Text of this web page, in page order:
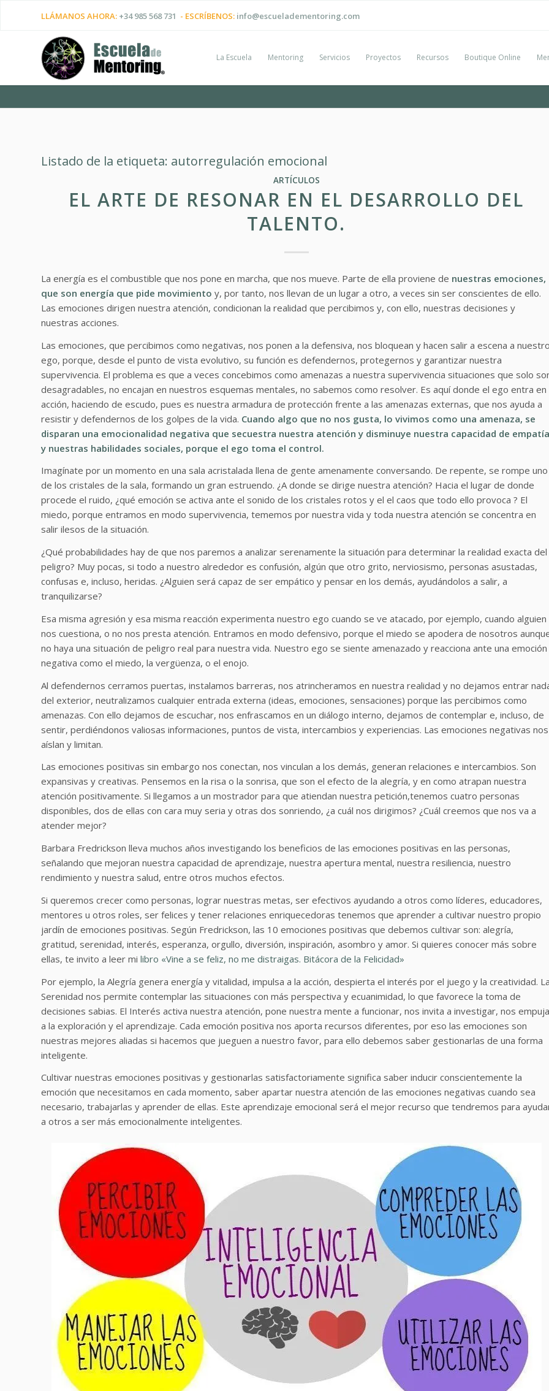
LLÁMANOS AHORA: +34 985 568 731 - ESCRÍBENOS: info@escueladementoring.com
La Escuela Mentoring Servicios Proyectos Recursos Boutique Online
Listado de la etiqueta: autorregulación emocional
ARTÍCULOS
EL ARTE DE RESONAR EN EL DESARROLLO DEL
TALENTO.
La energía es el combustible que nos pone en marcha, que nos mueve. Parte de ella proviene de nuestras emociones,
que son energía que pide movimiento y, por tanto, nos llevan de un lugar a otro, a veces sin ser conscientes de ello.
Las emociones dirigen nuestra atención, condicionan la realidad que percibimos y, con ello, nuestras decisiones y
nuestras acciones.
Las emociones, que percibimos como negativas, nos ponen a la defensiva, nos bloquean y hacen salir a escena a
ego, porque, desde el punto de vista evolutivo, su función es defendernos, protegernos y garantizar nuestra
supervivencia. El problema es que a veces concebimos como amenazas a nuestra supervivencia situaciones que solo
desagradables, no encajan en nuestros esquemas mentales, no sabemos como resolver. Es aquí donde el ego entra en
acción, haciendo de escudo, pues es nuestra armadura de protección frente a las amenazas externas, que nos ayuda a
resistir y defendernos de los golpes de la vida. Cuando algo que no nos gusta, lo vivimos como una amenaza, se
disparan una emocionalidad negativa que secuestra nuestra atención y disminuye nuestra capacidad de empatía
y nuestras habilidades sociales, porque el ego toma el control.
Imagínate por un momento en una sala acristalada llena de gente amenamente conversando. De repente, se rompe uno
de los cristales de la sala, formando un gran estruendo. ¿A donde se dirige nuestra atención? Hacia el lugar de donde
procede el ruido, ¿qué emoción se activa ante el sonido de los cristales rotos y el el caos que todo ello provoca ? El
miedo, porque entramos en modo supervivencia, tememos por nuestra vida y toda nuestra atención se concentra en
salir ilesos de la situación.
¿Qué probabilidades hay de que nos paremos a analizar serenamente la situación para determinar la realidad exacta del
peligro? Muy pocas, si todo a nuestro alrededor es confusión, algún que otro grito, nerviosismo, personas asustadas,
confusas e, incluso, heridas. ¿Alguien será capaz de ser empático y pensar en los demás, ayudándolos a salir, a
tranquilizarse?
Esa misma agresión y esa misma reacción experimenta nuestro ego cuando se ve atacado, por ejemplo, cuando alguien
nos cuestiona, o no nos presta atención. Entramos en modo defensivo, porque el miedo se apodera de nosotros
no haya una situación de peligro real para nuestra vida. Nuestro ego se siente amenazado y reacciona ante una emoción
negativa como el miedo, la vergüenza, o el enojo.
Al defendernos cerramos puertas, instalamos barreras, nos atrincheramos en nuestra realidad y no dejamos entrar
del exterior, neutralizamos cualquier entrada externa (ideas, emociones, sensaciones) porque las percibimos como
amenazas. Con ello dejamos de escuchar, nos enfrascamos en un diálogo interno, dejamos de contemplar e, incluso, de
sentir, perdiéndonos valiosas informaciones, puntos de vista, intercambios y experiencias. Las emociones negativas nos
aíslan y limitan.
Las emociones positivas sin embargo nos conectan, nos vinculan a los demás, generan relaciones e intercambios. Son
expansivas y creativas. Pensemos en la risa o la sonrisa, que son el efecto de la alegría, y en como atrapan nuestra
atención positivamente. Si llegamos a un mostrador para que atiendan nuestra petición,tenemos cuatro personas
disponibles, dos de ellas con cara muy seria y otras dos sonriendo, ¿a cuál nos dirigimos? ¿Cuál creemos que nos va a
atender mejor?
Barbara Fredrickson lleva muchos años investigando los beneficios de las emociones positivas en las personas,
señalando que mejoran nuestra capacidad de aprendizaje, nuestra apertura mental, nuestra resiliencia, nuestro
rendimiento y nuestra salud, entre otros muchos efectos.
Si queremos crecer como personas, lograr nuestras metas, ser efectivos ayudando a otros como líderes, educadores,
mentores u otros roles, ser felices y tener relaciones enriquecedoras tenemos que aprender a cultivar nuestro propio
jardín de emociones positivas. Según Fredrickson, las 10 emociones positivas que debemos cultivar son: alegría,
gratitud, serenidad, interés, esperanza, orgullo, diversión, inspiración, asombro y amor. Si quieres conocer más sobre
ellas, te invito a leer mi libro «Vine a se feliz, no me distraigas. Bitácora de la Felicidad»
Por ejemplo, la Alegría genera energía y vitalidad, impulsa a la acción, despierta el interés por el juego y la creatividad.
Serenidad nos permite contemplar las situaciones con más perspectiva y ecuanimidad, lo que favorece la toma de
decisiones sabias. El Interés activa nuestra atención, pone nuestra mente a funcionar, nos invita a investigar, nos empuja
a la exploración y el aprendizaje. Cada emoción positiva nos aporta recursos diferentes, por eso las emociones son
nuestras mejores aliadas si hacemos que jueguen a nuestro favor, para ello debemos saber gestionarlas de una forma
inteligente.
Cultivar nuestras emociones positivas y gestionarlas satisfactoriamente significa saber inducir conscientemente la
emoción que necesitamos en cada momento, saber apartar nuestra atención de las emociones negativas cuando sea
necesario, trabajarlas y aprender de ellas. Este aprendizaje emocional será el mejor recurso que tendremos para
a otros a ser más emocionalmente inteligentes.